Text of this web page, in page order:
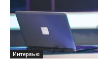
Интервью